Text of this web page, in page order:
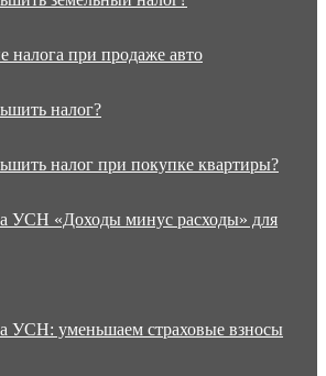
налога при продаже авто
налог?
налог при покупке квартиры?
УСН «Доходы минус расходы» для
УСН: уменьшаем страховые взносы